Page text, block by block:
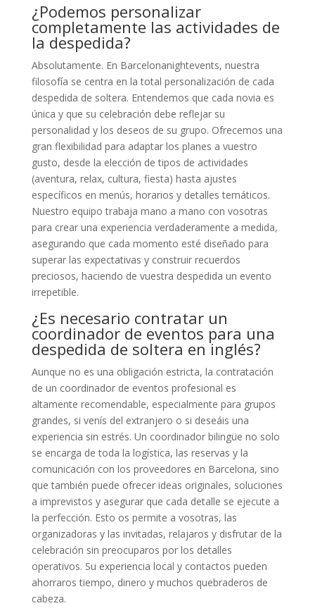
¿Podemos personalizar
completamente las actividades de
la despedida?
Absolutamente. En Barcelonanightevents, nuestra
filosofía se centra en la total personalización de cada
despedida de soltera. Entendemos que cada novia es
única y que su celebración debe reflejar su
personalidad y los deseos de su grupo. Ofrecemos una
gran flexibilidad para adaptar los planes a vuestro
gusto, desde la elección de tipos de actividades
(aventura, relax, cultura, fiesta) hasta ajustes
específicos en menús, horarios y detalles temáticos.
Nuestro equipo trabaja mano a mano con vosotras
para crear una experiencia verdaderamente a medida,
asegurando que cada momento esté diseñado para
superar las expectativas y construir recuerdos
preciosos, haciendo de vuestra despedida un evento
irrepetible.
¿Es necesario contratar un
coordinador de eventos para una
despedida de soltera en inglés?
Aunque no es una obligación estricta, la contratación
de un coordinador de eventos profesional es
altamente recomendable, especialmente para grupos
grandes, si venís del extranjero o si deseáis una
experiencia sin estrés. Un coordinador bilingüe no solo
se encarga de toda la logística, las reservas y la
comunicación con los proveedores en Barcelona, sino
que también puede ofrecer ideas originales, soluciones
a imprevistos y asegurar que cada detalle se ejecute a
la perfección. Esto os permite a vosotras, las
organizadoras y las invitadas, relajaros y disfrutar de la
celebración sin preocuparos por los detalles
operativos. Su experiencia local y contactos pueden
ahorraros tiempo, dinero y muchos quebraderos de
cabeza.